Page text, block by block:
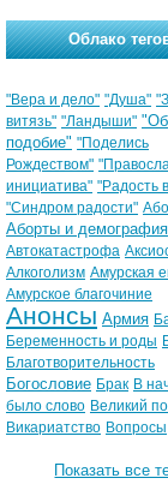
Облако
"Вера и дело" "Душа"
витязь" "Ландыши"
подобие" "Поделись
Рождеством"
инициатива" "Радость
"Синдром радости"
Аборты и демография
Автокатастрофа
Алкоголизм Амурская
Амурское благочиние
Анонсы Армия
Беременность и роды
Благотворительность
Богословие Брак В
было слово Великий
Викариатство Вопросы
Показать все